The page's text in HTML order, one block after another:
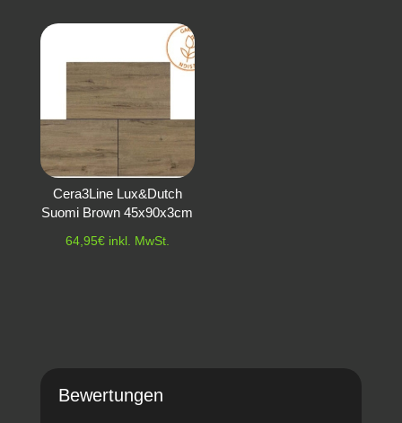
Cera3Line Lux&Dutch
Suomi Brown 45x90x3cm
64,95€ inkl. MwSt.
Bewertungen